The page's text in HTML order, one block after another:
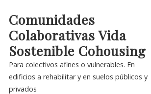
content
Comunidades
Colaborativas Vida
Sostenible Cohousing
Para colectivos afines o vulnerables. En
edificios a rehabilitar y en suelos públicos y
privados